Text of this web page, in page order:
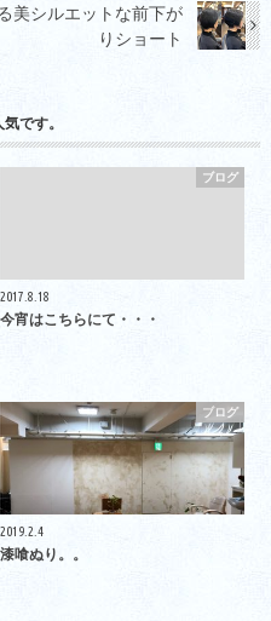
美シルエットな前下が
りショート
です。
ブログ
2017.8.18
今宵はこちらにて・・・
ブログ
2019.2.4
漆喰ぬり。。